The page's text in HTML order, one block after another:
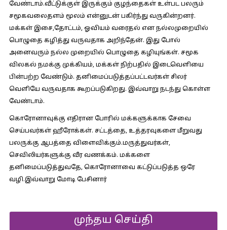
வேண்டாம்.வீட்டுக்குள் இருக்கும் குழந்தைகள் உள்பட பலரும்
சமூகவலைதளம் மூலம் என்னுடன் பகிர்ந்து வருகின்றனர்.
மக்கள் இசை,தோட்டம், ஓவியம் வரைதல் என நல்லமுறையில்
பொழுதை கழித்து வருவதாக அறிந்தேன். இது போல்
அனைவரும் நல்ல முறையில் பொழுதை கழியுங்கள். சமூக
விலகல் நமக்கு முக்கியம், மக்கள் நிற்பதில் இடைவெளியை
பின்பற்ற வேண்டும். தனிமைப்படுத்தப்பட்டவர்கள் சிலர்
வெளியே வருவதாக கூறப்படுகிறது. இவ்வாறு நடந்து கொள்ள
வேண்டாம்.
கொரோனாவுக்கு எதிரான போரில் மக்களுக்காக சேவை
செய்பவர்கள் ஹீரோக்கள். சட்டத்தை, உத்தரவுகளை மீறுவது
பலருக்கு ஆபத்தை விளைவிக்கும்.மருத்துவர்கள்,
செவிலியர்களுக்கு வீர வணக்கம். மக்களை
தனிமைப்படுத்துவதே, கொரோனாவை கட்டுப்படுத்த ஒரே
வழி.இவ்வாறு மோடி பேசினார்
முந்தய செய்தி